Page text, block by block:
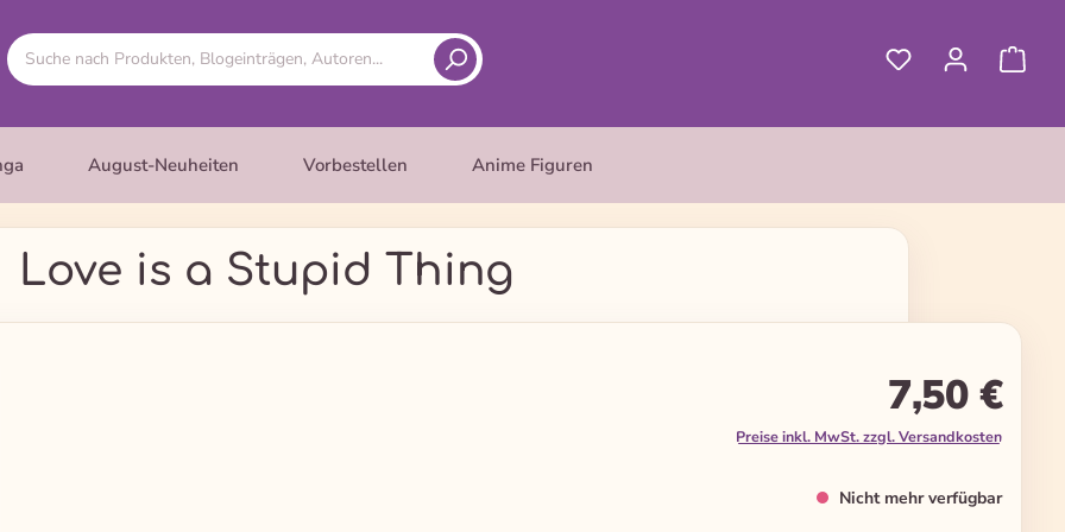
August-Neuheiten Vorbestellen Anime Figuren
Love is a Stupid Thing
7,50 €
Preise inkl. MwSt. zzgl. Versandkosten
Nicht mehr verfügbar